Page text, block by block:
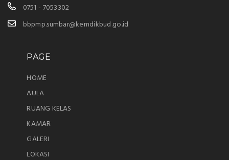
0751 - 7053302
bbpmp.sumbar@kemdikbud.go.id
PAGE
HOME
AULA
RUANG KELAS
KAMAR
GALERI
LOKASI